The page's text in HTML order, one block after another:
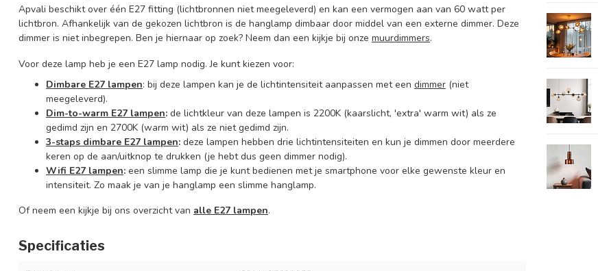
Apvali beschikt over één E27 fitting (lichtbronnen niet meegeleverd) en kan een vermogen aan van 60 watt per
lichtbron. Afhankelijk van de gekozen lichtbron is de hanglamp dimbaar door middel van een externe dimmer. Deze
dimmer is niet inbegrepen. Ben je hiernaar op zoek? Neem dan een kijkje bij onze muurdimmers.
Voor deze lamp heb je een E27 lamp nodig. Je kunt kiezen voor:
Dimbare E27 lampen: bij deze lampen kan je de lichtintensiteit aanpassen met een dimmer (niet
meegeleverd).
Dim-to-warm E27 lampen: de lichtkleur van deze lampen is 2200K (kaarslicht, 'extra' warm wit) als ze
gedimd zijn en 2700K (warm wit) als ze niet gedimd zijn.
3-staps dimbare E27 lampen: deze lampen hebben drie lichtintensiteiten en kun je dimmen door meerdere
keren op de aan/uitknop te drukken (je hebt dus geen dimmer nodig).
Wifi E27 lampen: een slimme lamp die je kunt bedienen met je smartphone voor elke gewenste kleur en
intensiteit. Zo maak je van je hanglamp een slimme hanglamp.
Of neem een kijkje bij ons overzicht van alle E27 lampen.
Specificaties